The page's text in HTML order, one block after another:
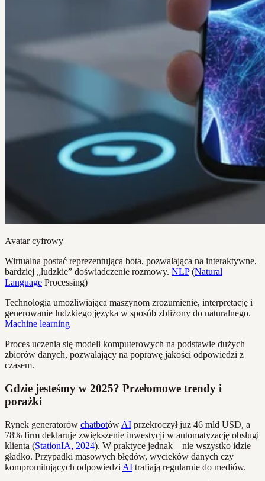
Avatar cyfrowy
Wirtualna postać reprezentująca bota, pozwalająca na interaktywne,
bardziej „ludzkie” doświadczenie rozmowy. NLP(Natural
Language Processing)
Technologia umożliwiająca maszynom zrozumienie, interpretację i
generowanie ludzkiego języka w sposób zbliżony do naturalnego.
Machine learning
Proces uczenia się modeli komputerowych na podstawie dużych
zbiorów danych, pozwalający na poprawę jakości odpowiedzi z
czasem.
Gdzie jesteśmy w 2025? Przełomowe trendy i
porażki
Rynek generatorów chatbotów AI przekroczył już 46 mld USD, a
78% firm deklaruje zwiększenie inwestycji w automatyzację obsługi
klienta (StationIA, 2024). W praktyce jednak – nie wszystko idzie
gładko. Przypadki masowych błędów, wycieków danych czy
kompromitujących odpowiedzi AI trafiają regularnie do mediów.